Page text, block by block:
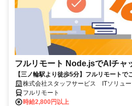
フルリモート Node.jsでAIチャ
【三ノ輪駅より徒歩5分】フルリモート
を活用したサービス開発に携われます。企
われる環境です☆
株式会社スタッフサービス ITソリュ
フルリモート
時給2,800円以上